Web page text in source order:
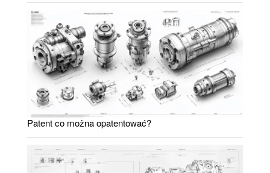
Patent co można opatentować?